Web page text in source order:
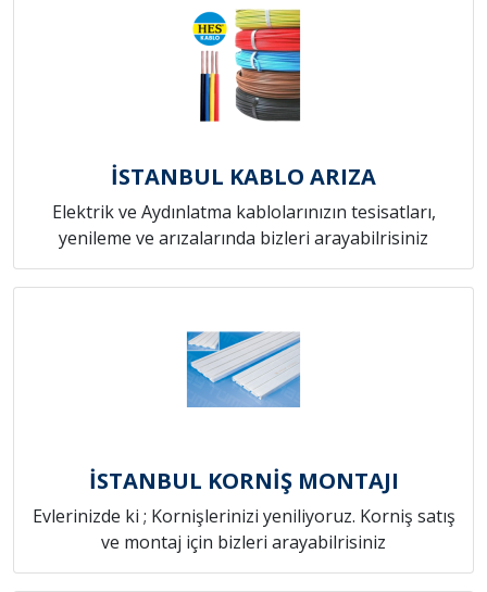
İSTANBUL KABLO ARIZA
Elektrik ve Aydınlatma kablolarınızın tesisatları,
yenileme ve arızalarında bizleri arayabilrisiniz
İSTANBUL KORNİŞ MONTAJI
Evlerinizde ki ; Kornişlerinizi yeniliyoruz. Korniş satış
ve montaj için bizleri arayabilrisiniz